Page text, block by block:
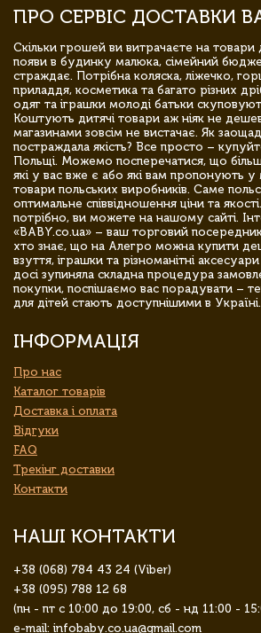
ПРО СЕРВІС ДОСТАВКИ
Скільки грошей ви витрачаєте на товари
появи в будинку малюка, сімейний
страждає. Потрібна коляска, ліжечко,
приладдя, косметика та багато різних
одяг та іграшки молоді батьки
Коштують дитячі товари аж ніяк не
магазинами зовсім не вистачає. Як
постраждала якість? Все просто –
Польщі. Можемо посперечатися, що
які у вас вже є або які вам пропонують у
товари польських виробників. Саме
оптимальне співвідношення ціни та
потрібно, ви можете на нашому сайті.
«BABY.co.ua» – ваш торговий
хто знає, що на Алегро можна купити
взуття, іграшки та різноманітні
досі зупиняла складна процедура
покупки, поспішаємо вас порадувати –
для дітей стають доступнішими в Україні.
ІНФОРМАЦІЯ
Про нас
Каталог товарів
Доставка і оплата
Відгуки
FAQ
Трекінг доставки
Контакти
НАШІ КОНТАКТИ
+38 (068) 784 43 24 (Viber)
+38 (095) 788 12 68
(пн - пт с 10:00 до 19:00, сб - нд 11:00 -
e-mail: infobaby.co.ua@gmail.com